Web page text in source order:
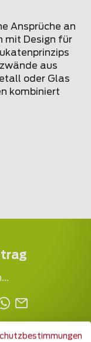
Ansprüche an
mit Design für
aus
oder Glas
kombiniert